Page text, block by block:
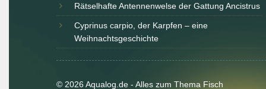
Rätselhafte Antennenwelse der Gattung Ancistrus
Cyprinus carpio, der Karpfen – eine
Weihnachtsgeschichte
© 2026 Aqualog.de - Alles zum Thema Fisch